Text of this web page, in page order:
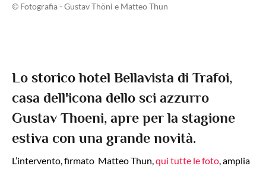
© Fotografia - Gustav Thöni e Matteo Thun
Lo storico hotel Bellavista di Trafoi,
casa dell'icona dello sci azzurro
Gustav Thoeni, apre per la stagione
estiva con una grande novità.
L’intervento, firmato Matteo Thun, qui tutte le foto , amplia